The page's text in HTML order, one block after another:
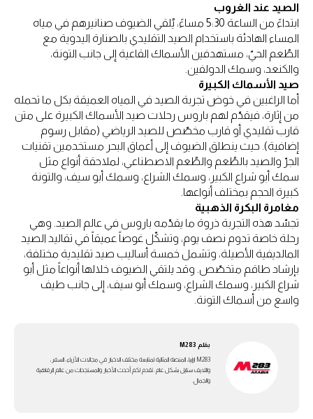
الصيد عند الغروب
ابتداءً من الساعة 5:30 مساءً، يُلقي الضيوف صنانيرهم في مياه
المساء الهادئة باستخدام الصيد التقليدي بالصنارة اليدوية مع
الطُعم الحيّ، مستهدفين الأسماك القاعية إلى جانب التونة،
والكنعد، وسمك الدولفين.
صيد الأسماك الكبيرة
أما الراغبين في خوض تجربة الصيد في المياه العميقة بكل ما تحمله
من إثارة، فيقدّم لهم باروس رحلات صيد الأسماك الكبيرة على متن
قارب تقليدي أو قارب مخصّص للصيد الرياضي (مقابل رسوم
إضافية). حيث ينطلق الضيوف إلى أعماق البحر مستخدمين تقنيات
الجرّ والصيد بالطُعم والطُعم الاصطناعي، لملاحقة أنواع مثل
سمك أبو شراع الكبير، وسمك الشراع، وسمك أبو سيف، والتونة
كبيرة الحجم بمختلف أنواعها.
مغامرة البكرة الذهبية
تجسّد هذه التجربة ذروة ما يقدّمه باروس في عالم الصيد. وهي
رحلة خاصة تدوم نصف يوم، وتشكّل غوصاً عميقاً في تقاليد الصيد
المالديفية الأصيلة، وتشمل خمسة أساليب صيد تقليدية مختلفة،
بإرشاد طاقم متخصّص. وقد يلتقي الضيوف خلالها أنواعاً مثل أبو
شراع الكبير، وسمك الشراع، وسمك أبو سيف، إلى جانب طيف
واسع من أسماك التونة.
بقلم M283
M283 ارابيا، المنصة المثالية لمتابعة مختلف الاخبار في مجالات الأزياء، السفر،
واللايف ستايل بشكل عام. تقدم لكم أحدث الأخبار والمستجدات من عالم الرفاهية
والجمال.